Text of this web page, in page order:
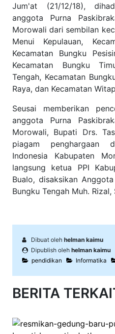
Jum'at (21/12/18),
anggota Purna
Morowali dari sembilan
Menui Kepulauan,
Kecamatan Bungku
Kecamatan Bungku
Tengah, Kecamatan
Raya, dan Kecamatan
Seusai memberikan
anggota Purna
Morowali, Bupati Drs.
piagam penghargaan
Indonesia Kabupaten
langsung ketua PPI
Bualo, disaksikan
Bungku Tengah Muh. Rizal,
Dibuat oleh helman kaimu
Dipublish oleh helman kaimu
pendidikan
Informatika
BERITA